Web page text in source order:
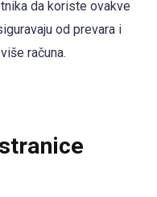
da koriste ovakve
od prevara i
računa.